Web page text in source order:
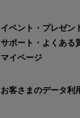
イベント・プレゼン
サポート・よくある
マイページ
お客さまのデータ利